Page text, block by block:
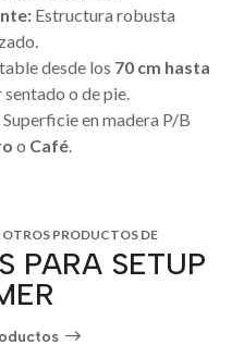
Estructura robusta
desde los 70 cm hasta
o de pie.
Superficie en madera P/B
o Café.
PRODUCTOS DE
PARA SETUP